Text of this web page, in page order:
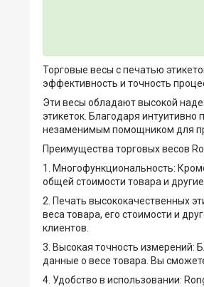
Торговые весы с печатью
эффективность и точность
Эти весы обладают высокой
этикеток. Благодаря
незаменимым помощником для
Преимущества торговых весов
1. Многофункциональность:
общей стоимости товара и
2. Печать высококачественных
веса товара, его стоимости и
клиентов.
3. Высокая точность измерений:
данные о весе товара. Вы
4. Удобство в использовании: